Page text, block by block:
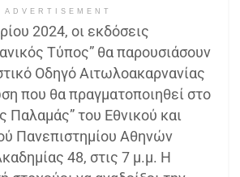
ADVERTISEMENT
2024, οι εκδόσεις
Τύπος” θα παρουσιάσουν
Οδηγό Αιτωλοακαρνανίας
που θα πραγματοποιηθεί στο
Παλαμάς” του Εθνικού και
Πανεπιστημίου Αθηνών
48, στις 7 μ.μ. Η